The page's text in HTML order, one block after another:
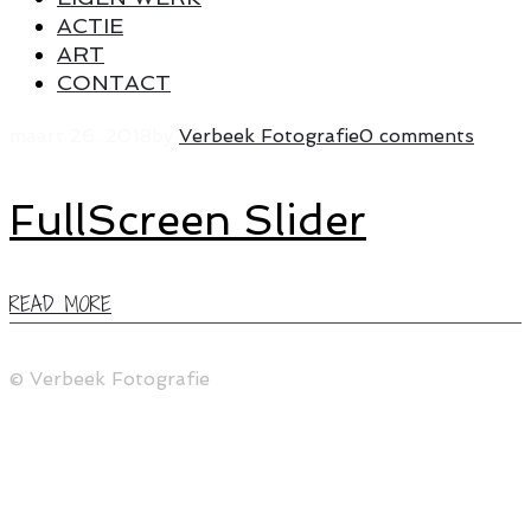
ACTIE
ART
CONTACT
Verbeek Fotografie0 comments
FullScreen Slider
READ MORE
© Verbeek Fotografie